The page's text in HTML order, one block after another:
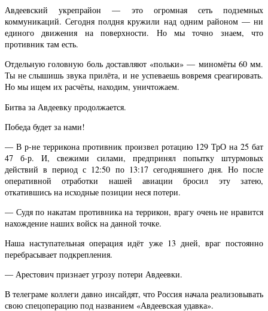
Авдеевский укрепрайон — это огромная сеть подземных
коммуникаций. Сегодня полдня кружили над одним районом — ни
единого движения на поверхности. Но мы точно знаем, что
противник там есть.
Отдельную головную боль доставляют «польки» — миномёты 60 мм.
Ты не слышишь звука прилёта, и не успеваешь вовремя среагировать.
Но мы ищем их расчёты, находим, уничтожаем.
Битва за Авдеевку продолжается.
Победа будет за нами!
— В р-не террикона противник произвел ротацию 129 ТрО на 25 бат
47 б-р. И, свежими силами, предпринял попытку штурмовых
действий в период с 12:50 по 13:17 сегодняшнего дня. Но после
оперативной отработки нашей авиации бросил эту затею,
откатившись на исходные позиции неся потери.
— Судя по накатам противника на террикон, врагу очень не нравится
нахождение наших войск на данной точке.
Наша наступательная операция идёт уже 13 дней, враг постоянно
перебрасывает подкрепления.
— Арестович признает угрозу потери Авдеевки.
В телеграме коллеги давно инсайдят, что Россия начала реализовывать
свою спецоперацию под названием «Авдеевская удавка».